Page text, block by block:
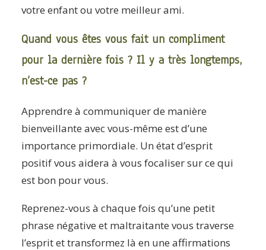
votre enfant ou votre meilleur ami.
Quand vous êtes vous fait un compliment
pour la dernière fois ? Il y a très longtemps,
n’est-ce pas ?
Apprendre à communiquer de manière
bienveillante avec vous-même est d’une
importance primordiale. Un état d’esprit
positif vous aidera à vous focaliser sur ce qui
est bon pour vous.
Reprenez-vous à chaque fois qu’une petit
phrase négative et maltraitante vous traverse
l’esprit et transformez là en une affirmations